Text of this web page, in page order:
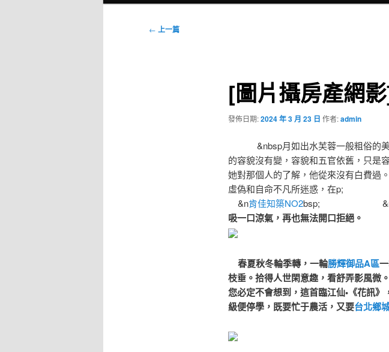
文
← 上一篇
[圖片攝房產網
發佈日期:2024 年 3 月 23 日 作者:admin
&nbsp月如出水芙蓉一般粗俗的美
的容貌沒有變，容貌和五官依舊，只
她對那個人的了解，他從來沒有白費過
虛偽和自命不凡所迷惑，
&n肯佳知築NO2bsp;
吸一口涼氣，再也無法開口拒絕。
春夏秋冬輪季轉，一輪勝輝御品A區
枝垂。拾得人世閑意趣，看舒弄影風微
您必定不會想到，這首臨江仙•《花訊
級便停學，既要忙于農活，又要台北鄉